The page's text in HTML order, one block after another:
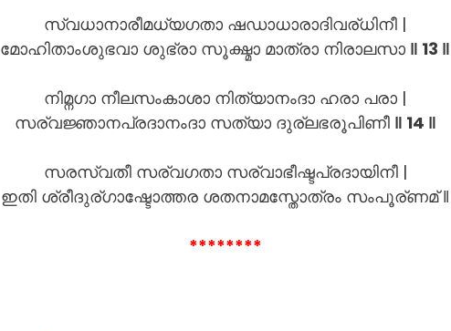
സ്വധാനാരീമധ്യഗതാ ഷഡാധാരാദിവര്ധിനീ |
മോഹിതാംശുഭവാ ശുഭ്രാ സൂക്ഷ്മാ മാത്രാ നിരാലസാ ‖ 13 ‖
നിമ്നഗാ നീലസംകാശാ നിത്യാനംദാ ഹരാ പരാ |
സര്വജ്ഞാനപ്രദാനംദാ സത്യാ ദുര്ലഭരൂപിണീ ‖ 14 ‖
സരസ്വതീ സര്വഗതാ സര്വാഭീഷ്ടപ്രദായിനീ |
ഇതി ശ്രീദുര്ഗാഷ്ടോത്തര ശതനാമസ്തോത്രം സംപൂര്ണമ് ‖
********